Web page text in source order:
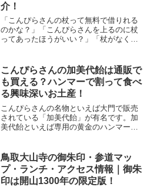
介！
「こんぴらさんの杖って無料で借りれる
のかな？」「こんぴらさんを上るのに杖
ってあったほうがいい？」「杖がなくて
1368段もの階段を上るから「杖ってあっ
たほうがいいのか...
こんぴらさんの加美代飴は通販で
も買える？ハンマーで割って食べ
る興味深いお土産！
こんぴらさんの名物といえば大門で販売
されている「加美代飴」が有名です。加
美代飴といえば専用の黄金のハンマーで
らさんの365段目にある大門にある専門店
とちょっと貴重なお土...
鳥取大山寺の御朱印・参道マッ
プ・ランチ・アクセス情報｜御朱
印は開山1300年の限定版！